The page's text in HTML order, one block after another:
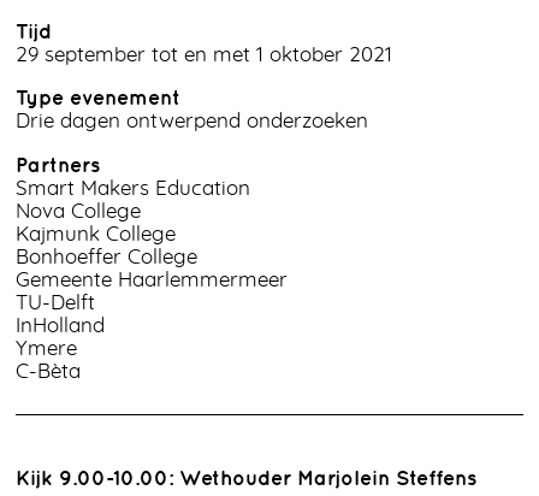
Tijd
29 september tot en met 1 oktober 2021
Type evenement
Drie dagen ontwerpend onderzoeken
Partners
Smart Makers Education
Nova College
Kajmunk College
Bonhoeffer College
Gemeente Haarlemmermeer
TU-Delft
InHolland
Ymere
C-Bèta
Kijk 9.00-10.00: Wethouder Marjolein Steffens